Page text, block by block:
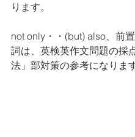
ります。
not only・・(but) also、前
詞は、英検英作文問題の採
法」部対策の参考になります